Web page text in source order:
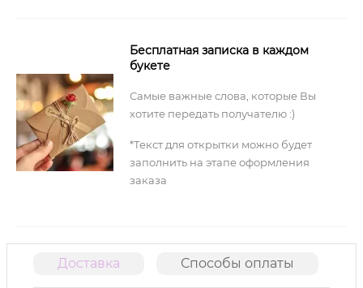
Бесплатная записка в каждом
букете
Самые важные слова, которые Вы
хотите передать получателю :)
*Текст для открытки можно будет
заполнить на этапе оформления
заказа
Доставка Способы оплаты